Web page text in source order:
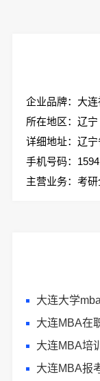
企业品牌：大
所在地区：辽
手机号码：
大连大学mba
大连MBA在
大连MBA培训机
大连MBA报